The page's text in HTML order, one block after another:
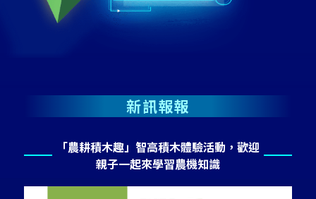
新訊報報
「農耕積木趣」智高積木體驗活動，歡迎
親子一起來學習農機知識